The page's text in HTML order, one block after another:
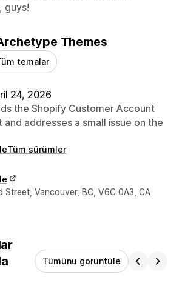
guys!
Themes
temalar
24, 2026
the Shopify Customer Account
addresses a small issue on the
Tüm sürümler
Vancouver, BC, V6C 0A3, CA
Tümünü görüntüle